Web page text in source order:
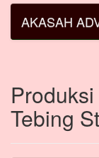
AKASAH
Tebing